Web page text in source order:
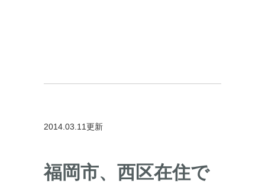
2014.03.11更新
福岡市、西区在住で